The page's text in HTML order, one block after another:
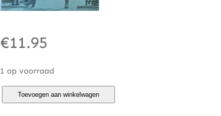
€11.95
1 op voorraad
Toevoegen aan winkelwagen